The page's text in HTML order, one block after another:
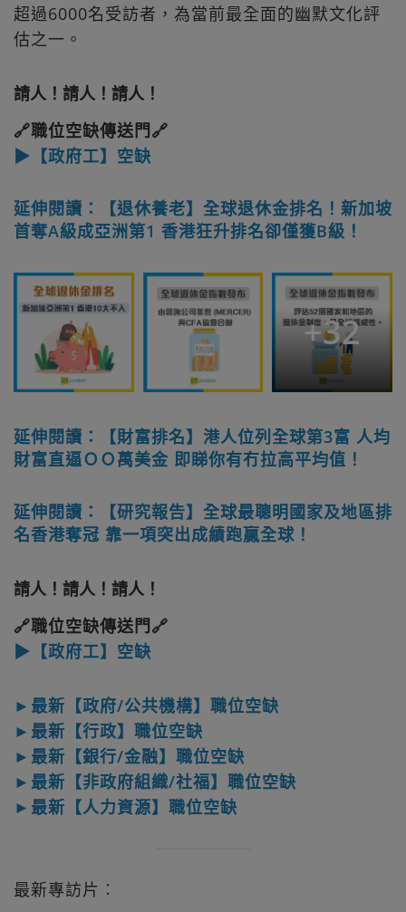
超過6000名受訪者，為當前最全面的幽默文化評
估之一。
請人！請人！請人！
🔗職位空缺傳送門🔗
▶【政府工】空缺
延伸閱讀：【退休養老】全球退休金排名！新加坡
首奪A級成亞洲第1 香港狂升排名卻僅獲B級！
+32
延伸閱讀：【財富排名】港人位列全球第3富 人均
財富直逼ＯＯ萬美金 即睇你有冇拉高平均值！
延伸閱讀：【研究報告】全球最聰明國家及地區排
名香港奪冠 靠一項突出成績跑贏全球！
請人！請人！請人！
🔗職位空缺傳送門🔗
▶【政府工】空缺
►最新【政府/公共機構】職位空缺
►最新【行政】職位空缺
►最新【銀行/金融】職位空缺
►最新【非政府組織/社福】職位空缺
►最新【人力資源】職位空缺
最新專訪片︰